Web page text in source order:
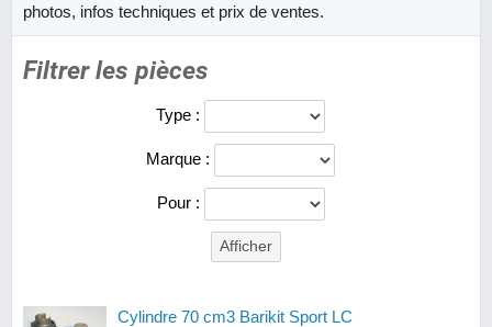
photos, infos techniques et prix de ventes.
Filtrer les pièces
Type :
Marque :
Pour :
Cylindre 70 cm3 Barikit Sport LC